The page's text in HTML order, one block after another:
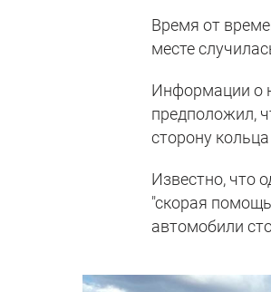
Время от
месте
Информации о
предположил,
сторону
Известно, что
"скорая
автомобили